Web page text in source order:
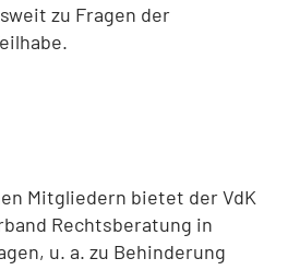
zu Fragen der
Mitgliedern bietet der VdK
Rechtsberatung in
u. a. zu Behinderung